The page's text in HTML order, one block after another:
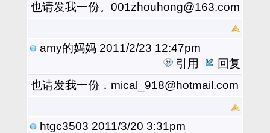
也请发我一份。001zhouhong@163.com
amy的妈妈 2011/2/23 12:47pm
引用
回复
也请发我一份．mical_918@hotmail.com
htgc3503 2011/3/20 3:31pm